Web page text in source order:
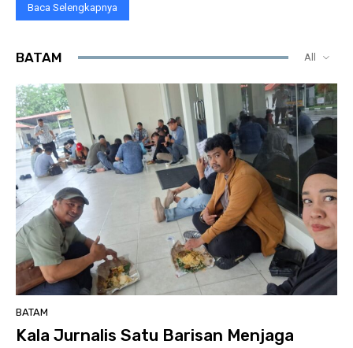
Baca Selengkapnya
BATAM All
BATAM
Kala Jurnalis Satu Barisan Menjaga